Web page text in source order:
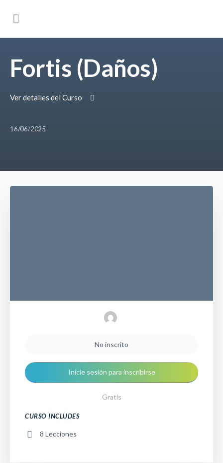
Fortis (Daños)
Ver detalles del Curso
16/06/2025
No inscrito
Inicie sesión para inscribirse
Gratis
CURSO INCLUDES
8 Lecciones